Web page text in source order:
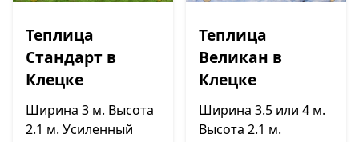
Теплица
Стандарт в
Клецке
Ширина 3 м. Высота
2.1 м. Усиленный
Теплица
Великан в
Клецке
Ширина 3.5 или 4 м.
Высота 2.1 м.